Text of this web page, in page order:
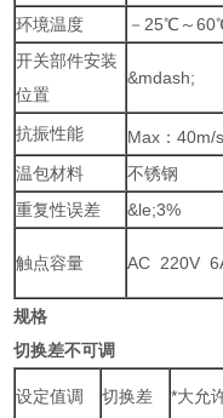
环境温度 －25℃～
开关部件安装
位置
&mdash;
抗振性能 Max：40m/
温包材料 不锈钢
重复性误差
&le;3%
触点容量 AC 220V
规格
切换差不可调
设定值调
切换差
*大允